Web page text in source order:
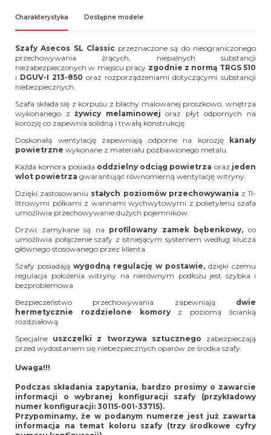
Charakterystyka Dostępne modele
Szafy Asecos SL Classicprzeznaczone są do nieograniczonego
przechowywania żrących, niepalnych substancji
niezabezpieczonych w miejscu pracy zgodnie z normą TRGS 510
i DGUV-I 213-850 oraz rozporządzeniami dotyczącymi substancji
niebezpiecznych.
Szafa składa się z korpusu z blachy malowanej proszkowo, wnętrza
wykonanego zżywicy melaminowej oraz płyt odpornych na
korozję co zapewnia solidną i trwałą konstrukcję.
Doskonałą wentylację zapewniają odporne na korozję
kanały
powietrzne wykonane z materiału pozbawionego metalu.
Każda komora posiada oddzielny odciąg powietrza oraz jeden
wlot powietrza gwarantując równomierną wentylację witryny.
Dzięki zastosowaniu stałych poziomów przechowywania z 11-
litrowymi półkami z wannami wychwytowymi z polietylenu szafa
umożliwia przechowywanie dużych pojemników.
Drzwi zamykane są na profilowany zamek bębenkowy, co
umożliwia połączenie szafy z istniejącym systemem według klucza
głównego stosowanego przez klienta.
Szafy posiadają wygodną regulację w postawie, dzięki czemu
regulacja położenia witryny na nierównym podłożu jest szybka i
bezproblemowa.
Bezpieczeństwo przechowywania zapewniają dwie
hermetycznie rozdzielone komoryz poziomą ścianką
rozdziałową.
Specjalne uszczelki z tworzywa sztucznego zabezpieczają
przed wydostaniem się niebezpiecznych oparów ze środka szafy.
Uwaga!!!
Podczas składania zapytania, bardzo prosimy o zawarcie
informacji o wybranej konfiguracji szafy (przykładowy
numer konfiguracji: 30115-001-33715).
Przypominamy, że w podanym numerze jest już zawarta
informacja na temat koloru szafy (trzy środkowe cyfry